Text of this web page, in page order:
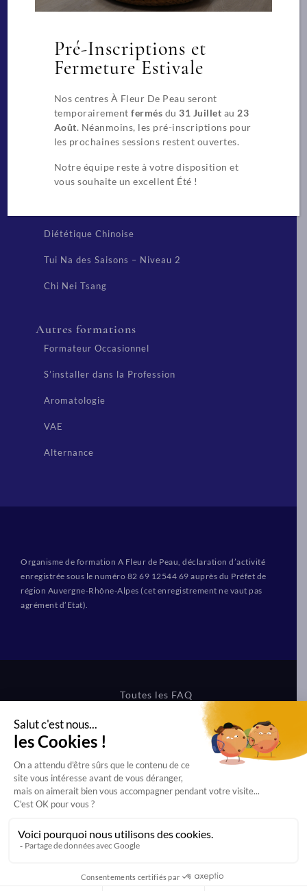
Praticien spécialisé pour les massages en
entreprise
Beauté
CAP Esthétique, Cosmétique, Parfumerie
Extension de cils
Techniques chinoises
Diététique Chinoise
Tui Na des Saisons – Niveau 2
Chi Nei Tsang
Autres formations
Formateur Occasionnel
S’installer dans la Profession
Aromatologie
VAE
Alternance
Organisme de formation A Fleur de Peau, déclaration d’activité
enregistrée sous le numéro 82 69 12544 69 auprès du Préfet de
région Auvergne-Rhône-Alpes (cet enregistrement ne vaut pas
agrément d’Etat).
Toutes les FAQ
Mentions légales
Dernière mise à jour effectuée le 31/07/2026 à 15h27
Pré-Inscriptions et
Fermeture Estivale
Nos centres À Fleur De Peau seront
temporairementfermés du31 Juillet au 23
Août. Néanmoins, les pré-inscriptions pour
les prochaines sessions restent ouvertes.
Notre équipe reste à votre disposition et
vous souhaite un excellent Été !